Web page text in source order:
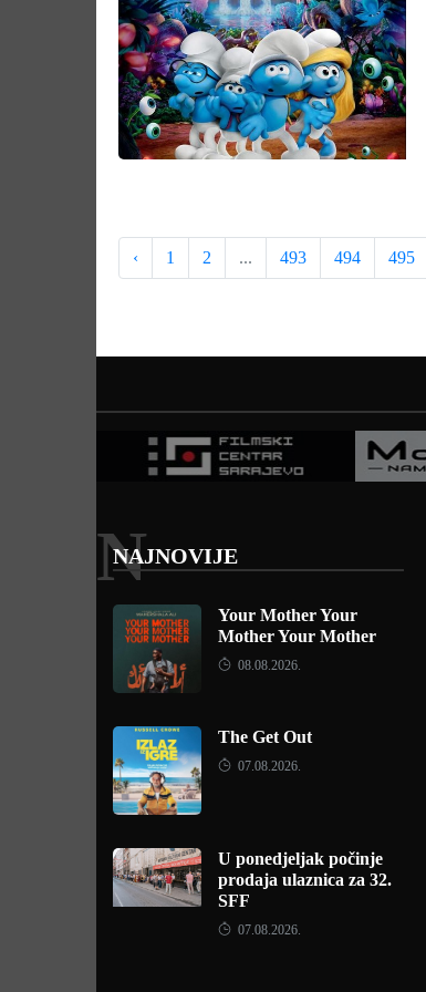
‹ 1 2 ... 493 494 495
NAJNOVIJE
N
Your Mother Your
Mother Your Mother
08.08.2026.
The Get Out
07.08.2026.
U ponedjeljak počinje
prodaja ulaznica za 32.
SFF
07.08.2026.